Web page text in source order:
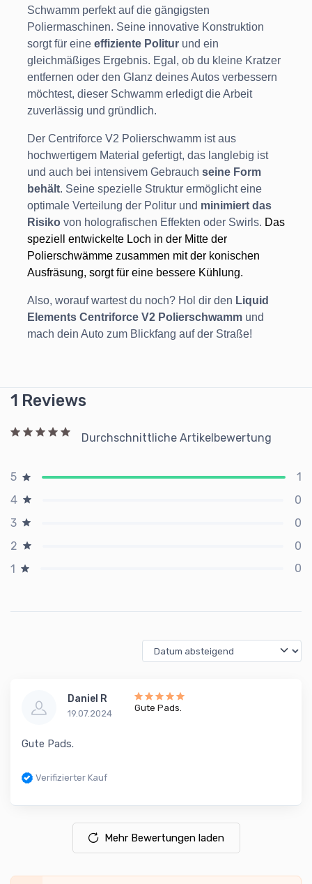
Schwamm perfekt auf die gängigsten
Poliermaschinen. Seine innovative Konstruktion
sorgt für eine effiziente Politur und ein
gleichmäßiges Ergebnis. Egal, ob du kleine Kratzer
entfernen oder den Glanz deines Autos verbessern
möchtest, dieser Schwamm erledigt die Arbeit
zuverlässig und gründlich.
Der Centriforce V2 Polierschwamm ist aus
hochwertigem Material gefertigt, das langlebig ist
und auch bei intensivem Gebrauch seine Form
behält. Seine spezielle Struktur ermöglicht eine
optimale Verteilung der Politur und minimiert das
Risiko von holografischen Effekten oder Swirls. Das
speziell entwickelte Loch in der Mitte der
Polierschwämme zusammen mit der konischen
Ausfräsung, sorgt für eine bessere Kühlung.
Also, worauf wartest du noch? Hol dir den Liquid
Elements Centriforce V2 Polierschwamm und
mach dein Auto zum Blickfang auf der Straße!
1 Reviews
Durchschnittliche Artikelbewertung
5
1
4
0
3
0
2
0
1
0
Daniel R
19.07.2024
Gute Pads.
Gute Pads.
Verifizierter Kauf
Mehr Bewertungen laden